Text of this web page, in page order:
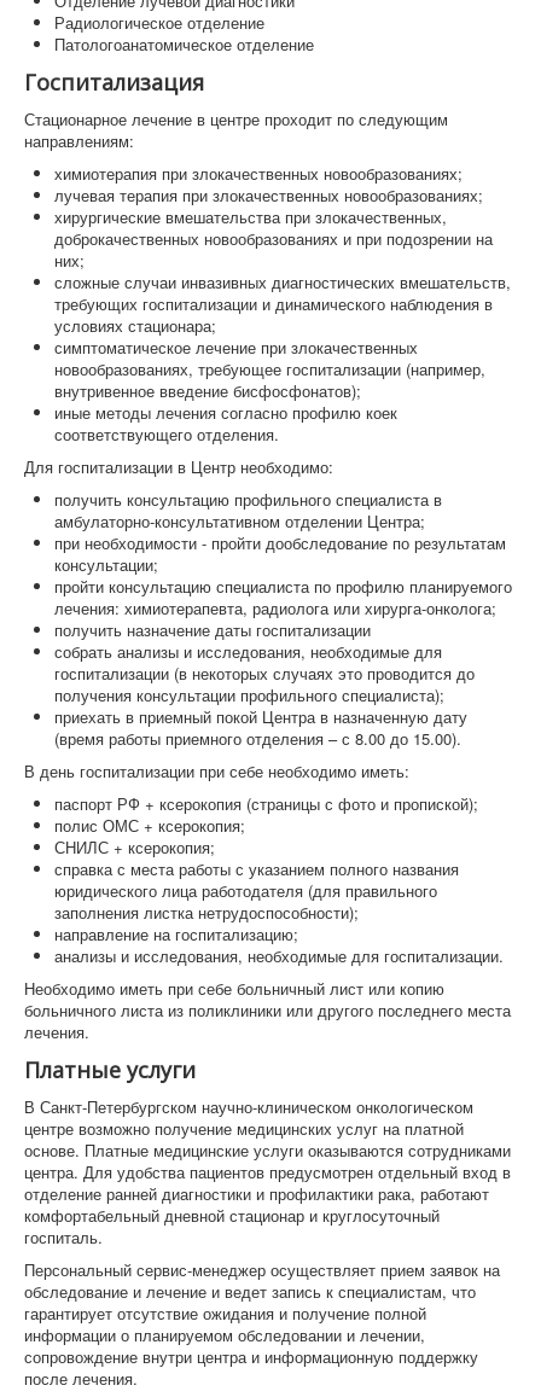
Радиологическое отделение
Патологоанатомическое отделение
Госпитализация
Стационарное лечение в центре проходит по следующим
направлениям:
химиотерапия при злокачественных новообразованиях;
лучевая терапия при злокачественных новообразованиях;
хирургические вмешательства при злокачественных,
доброкачественных новообразованиях и при подозрении на
них;
сложные случаи инвазивных диагностических вмешательств,
требующих госпитализации и динамического наблюдения в
условиях стационара;
симптоматическое лечение при злокачественных
новообразованиях, требующее госпитализации (например,
внутривенное введение бисфосфонатов);
иные методы лечения согласно профилю коек
соответствующего отделения.
Для госпитализации в Центр необходимо:
получить консультацию профильного специалиста в
амбулаторно-консультативном отделении Центра;
при необходимости - пройти дообследование по результатам
консультации;
пройти консультацию специалиста по профилю планируемого
лечения: химиотерапевта, радиолога или хирурга-онколога;
получить назначение даты госпитализации
собрать анализы и исследования, необходимые для
госпитализации (в некоторых случаях это проводится до
получения консультации профильного специалиста);
приехать в приемный покой Центра в назначенную дату
(время работы приемного отделения – с 8.00 до 15.00).
В день госпитализации при себе необходимо иметь:
паспорт РФ + ксерокопия (страницы с фото и пропиской);
полис ОМС + ксерокопия;
СНИЛС + ксерокопия;
справка с места работы с указанием полного названия
юридического лица работодателя (для правильного
заполнения листка нетрудоспособности);
направление на госпитализацию;
анализы и исследования, необходимые для госпитализации.
Необходимо иметь при себе больничный лист или копию
больничного листа из поликлиники или другого последнего места
лечения.
Платные услуги
В Санкт-Петербургском научно-клиническом онкологическом
центре возможно получение медицинских услуг на платной
основе. Платные медицинские услуги оказываются сотрудниками
центра. Для удобства пациентов предусмотрен отдельный вход в
отделение ранней диагностики и профилактики рака, работают
комфортабельный дневной стационар и круглосуточный
госпиталь.
Персональный сервис-менеджер осуществляет прием заявок на
обследование и лечение и ведет запись к специалистам, что
гарантирует отсутствие ожидания и получение полной
информации о планируемом обследовании и лечении,
сопровождение внутри центра и информационную поддержку
после лечения.